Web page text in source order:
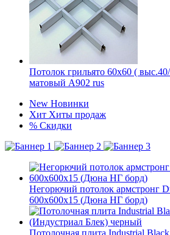
Потолок грильято 60х60 (
матовый А902 rus
New Новинки
Хит Хиты продаж
% Скидки
Негорючий потолок армстронг
600x600x15 (Дюна НГ борд)
Потолочная плита Industrial